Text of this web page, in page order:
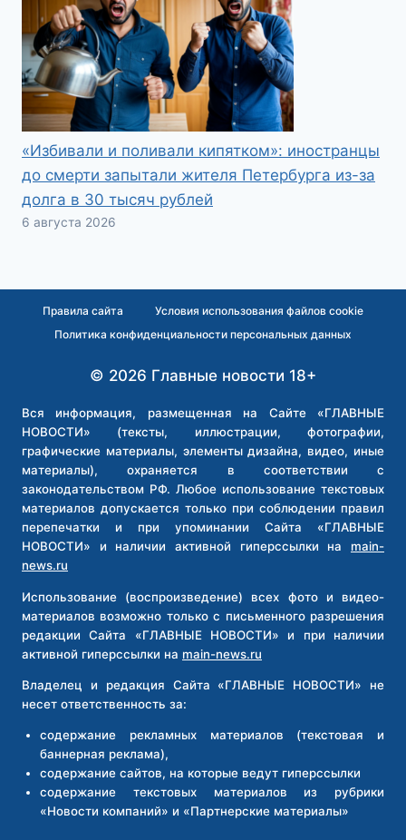
«Избивали и поливали кипятком»: иностранцы
до смерти запытали жителя Петербурга из-за
долга в 30 тысяч рублей
6 августа 2026
Правила сайта
Условия использования файлов cookie
Политика конфиденциальности персональных данных
© 2026 Главные новости 18+
Вся информация, размещенная на Сайте «ГЛАВНЫЕ
НОВОСТИ» (тексты, иллюстрации, фотографии,
графические материалы, элементы дизайна, видео, иные
материалы), охраняется в соответствии с
законодательством РФ. Любое использование текстовых
материалов допускается только при соблюдении правил
перепечатки и при упоминании Сайта «ГЛАВНЫЕ
НОВОСТИ» и наличии активной гиперссылки на main-
news.ru
Использование (воспроизведение) всех фото и видео-
материалов возможно только с письменного разрешения
редакции Сайта «ГЛАВНЫЕ НОВОСТИ» и при наличии
активной гиперссылки на main-news.ru
Владелец и редакция Сайта «ГЛАВНЫЕ НОВОСТИ» не
несет ответственность за:
содержание рекламных материалов (текстовая и
баннерная реклама),
содержание сайтов, на которые ведут гиперссылки
содержание текстовых материалов из рубрики
«Новости компаний» и «Партнерские материалы»